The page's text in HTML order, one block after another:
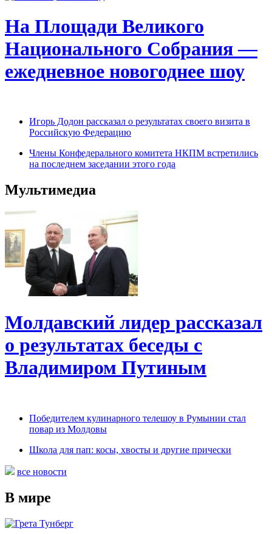
На Площади Великого
Национального Собрания —
ежедневное новогоднее шоу
Игорь Додон рассказал о результатах своего визита в
Российскую Федерацию
Члены Конфедерального комитета НКПМ встретились
на последнем заседании этого года
Мультимедиа
Молдавский лидер рассказал
о результатах беседы с
Владимиром Путиным
Победителем кулинарного телешоу в Румынии стал
повар из Молдовы
Школа для пап: косы, хвосты и другие прически
все новости
В мире